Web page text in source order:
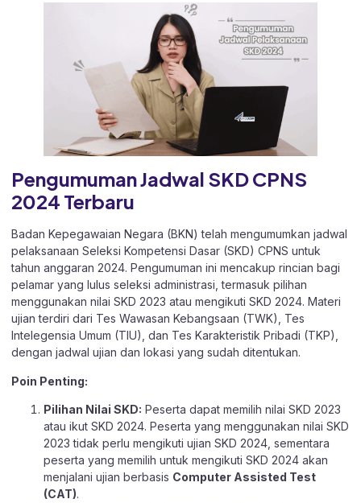
Pengumuman Jadwal SKD CPNS
2024 Terbaru
Badan Kepegawaian Negara (BKN) telah mengumumkan jadwal
pelaksanaan Seleksi Kompetensi Dasar (SKD) CPNS untuk
tahun anggaran 2024. Pengumuman ini mencakup rincian bagi
pelamar yang lulus seleksi administrasi, termasuk pilihan
menggunakan nilai SKD 2023 atau mengikuti SKD 2024. Materi
ujian terdiri dari Tes Wawasan Kebangsaan (TWK), Tes
Intelegensia Umum (TIU), dan Tes Karakteristik Pribadi (TKP),
dengan jadwal ujian dan lokasi yang sudah ditentukan.
Poin Penting:
Pilihan Nilai SKD: Peserta dapat memilih nilai SKD 2023
atau ikut SKD 2024. Peserta yang menggunakan nilai SKD
2023 tidak perlu mengikuti ujian SKD 2024, sementara
peserta yang memilih untuk mengikuti SKD 2024 akan
menjalani ujian berbasis Computer Assisted Test
(CAT).